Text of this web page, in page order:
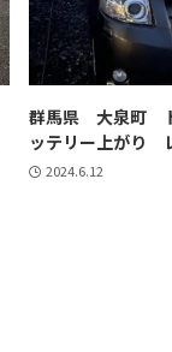
群馬県 大泉町
ッテリー上がり
2024.6.12